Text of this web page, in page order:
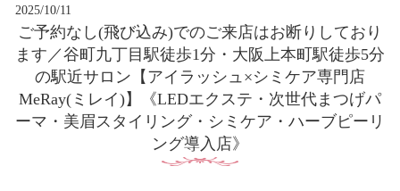
2025/10/11
ご予約なし(飛び込み)でのご来店はお断りしており
ます／谷町九丁目駅徒歩1分・大阪上本町駅徒歩5分
の駅近サロン【アイラッシュ×シミケア専門店
MeRay(ミレイ)】《LEDエクステ・次世代まつげパ
ーマ・美眉スタイリング・シミケア・ハーブピーリ
ング導入店》